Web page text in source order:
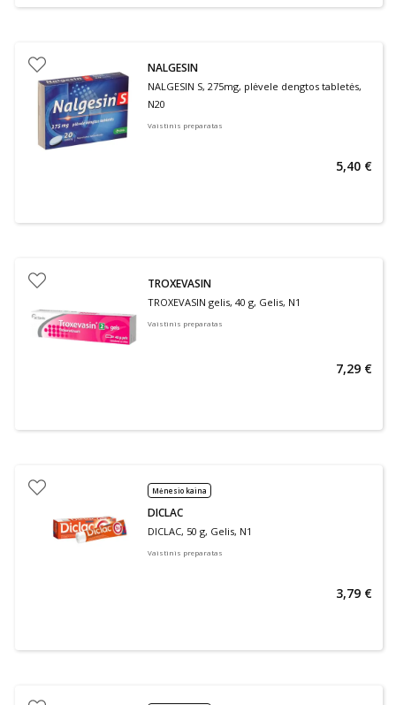
NALGESIN
NALGESIN S, 275mg, plėvele dengtos tabletės,
N20
Vaistinis preparatas
5,40 €
TROXEVASIN
TROXEVASIN gelis, 40 g, Gelis, N1
Vaistinis preparatas
7,29 €
Mėnesio kaina
DICLAC
DICLAC, 50 g, Gelis, N1
Vaistinis preparatas
3,79 €